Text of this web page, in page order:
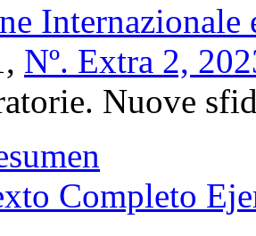
Nº. Extra 2,
Nuove
Completo